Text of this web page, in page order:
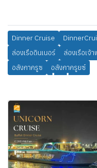
Dinner Cruise
ล่องเรือดินเนอร์
ล่องเรือเจ้า
อลังกาครูซ
อลังกาครูยซ์